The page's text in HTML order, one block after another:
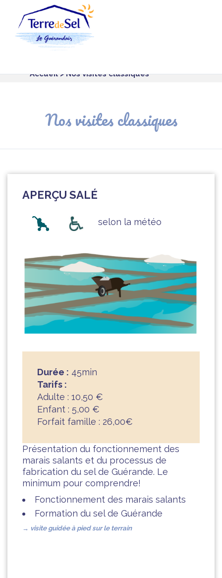
Accueil> Nos visites classiques
Nos visites classiques
APERÇU SALÉ
selon la météo
Durée : 45min
Tarifs :
Adulte : 10,50 €
Enfant : 5,00 €
Forfait famille : 26,00€
Présentation du fonctionnement des
marais salants et du processus de
fabrication du sel de Guérande. Le
minimum pour comprendre!
Fonctionnement des marais salants
Formation du sel de Guérande
→ visite guidée à pied surle terrain
Panneau de gestion des cookies